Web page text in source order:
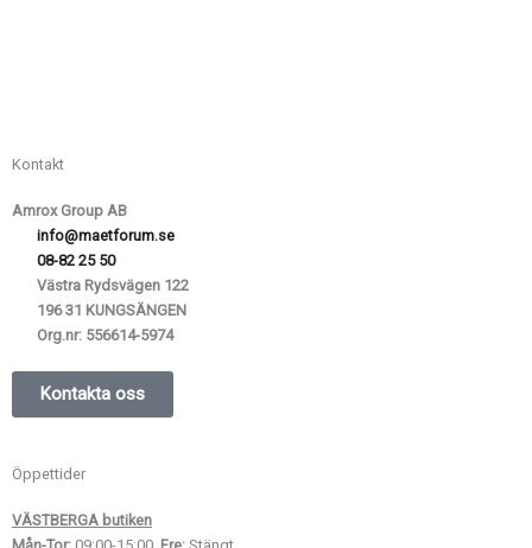
Öppettider
VÄSTBERGA butiken
Kontakt
Amrox Group AB
info@maetforum.se
08-82 25 50
Västra Rydsvägen 122
196 31 KUNGSÄNGEN
Org.nr:556614-5974
Kontakta oss